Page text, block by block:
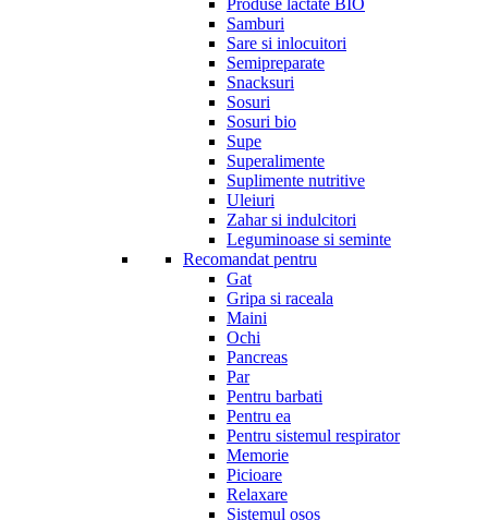
Produse lactate BIO
Samburi
Sare si inlocuitori
Semipreparate
Snacksuri
Sosuri
Sosuri bio
Supe
Superalimente
Suplimente nutritive
Uleiuri
Zahar si indulcitori
Leguminoase si seminte
Recomandat pentru
Gat
Gripa si raceala
Maini
Ochi
Pancreas
Par
Pentru barbati
Pentru ea
Pentru sistemul respirator
Memorie
Picioare
Relaxare
Sistemul osos